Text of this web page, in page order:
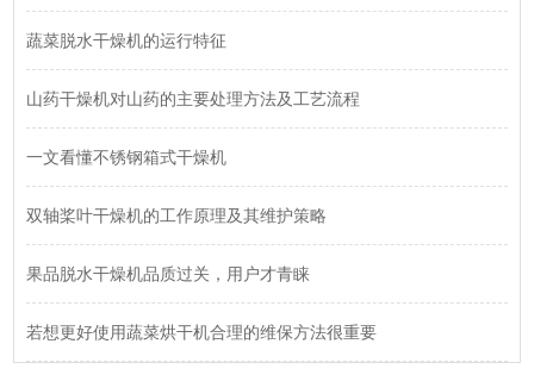
蔬菜脱水干燥机的运行特征
山药干燥机对山药的主要处理方法及工艺流程
一文看懂不锈钢箱式干燥机
双轴桨叶干燥机的工作原理及其维护策略
果品脱水干燥机品质过关，用户才青睐
若想更好使用蔬菜烘干机合理的维保方法很重要